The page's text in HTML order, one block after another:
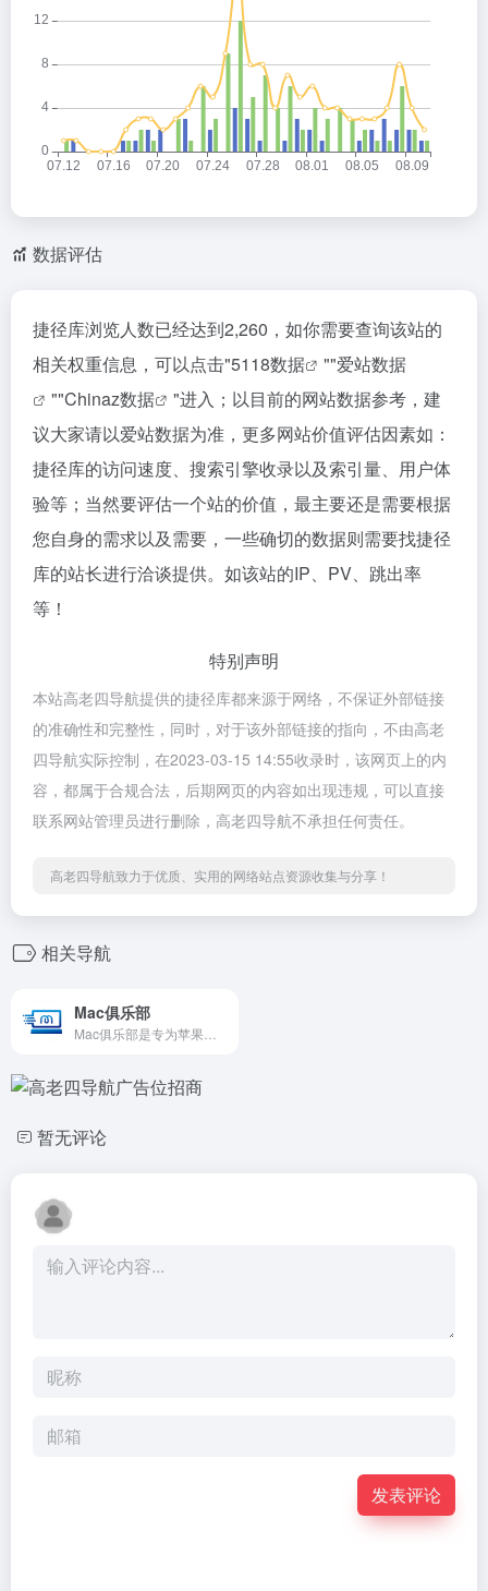
数据评估
捷径库浏览人数已经达到2,260，如你需要查询该站的
相关权重信息，可以点击"5118数据 ""爱站数据
""Chinaz数据
"进入；以目前的网站数据参考，建
议大家请以爱站数据为准，更多网站价值评估因素如：
捷径库的访问速度、搜索引擎收录以及索引量、用户体
验等；当然要评估一个站的价值，最主要还是需要根据
您自身的需求以及需要，一些确切的数据则需要找捷径
库的站长进行洽谈提供。如该站的IP、PV、跳出率
等！
特别声明
本站高老四导航提供的捷径库都来源于网络，不保证外部链接
的准确性和完整性，同时，对于该外部链接的指向，不由高老
四导航实际控制，在2023-03-15 14:55收录时，该网页上的内
容，都属于合规合法，后期网页的内容如出现违规，可以直接
联系网站管理员进行删除，高老四导航不承担任何责任。
高老四导航致力于优质、实用的网络站点资源收集与分享！
相关导航
Mac俱乐部
暂无评论
发表评论